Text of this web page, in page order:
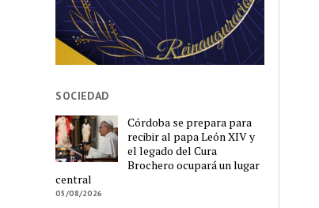
SOCIEDAD
Córdoba se prepara para
recibir al papa León XIV y
el legado del Cura
Brochero ocupará un lugar
central
05/08/2026